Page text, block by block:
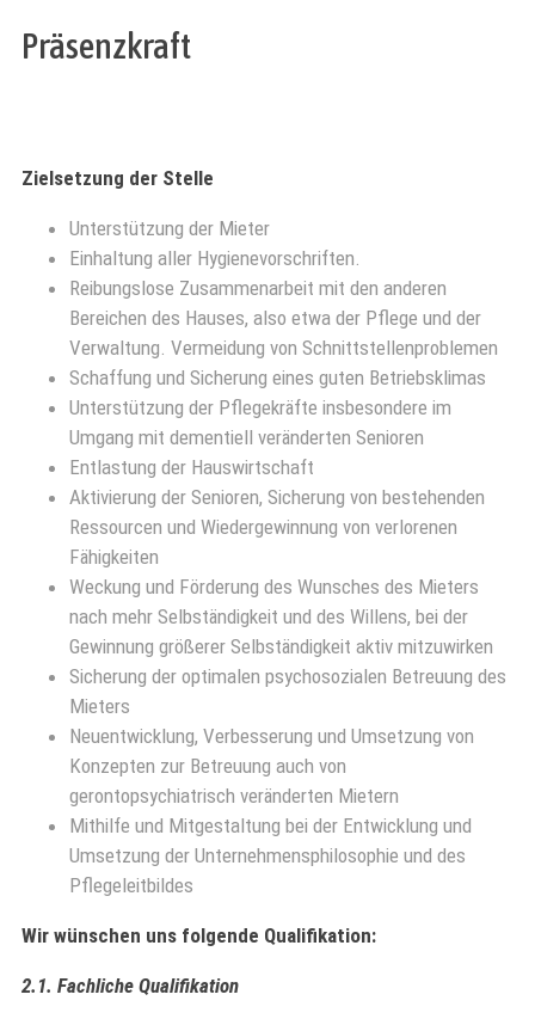
Präsenzkraft
Zielsetzung der Stelle
Unterstützung der Mieter
Einhaltung aller Hygienevorschriften.
Reibungslose Zusammenarbeit mit den anderen
Bereichen des Hauses, also etwa der Pflege und der
Verwaltung. Vermeidung von Schnittstellenproblemen
Schaffung und Sicherung eines guten Betriebsklimas
Unterstützung der Pflegekräfte insbesondere im
Umgang mit dementiell veränderten Senioren
Entlastung der Hauswirtschaft
Aktivierung der Senioren, Sicherung von bestehenden
Ressourcen und Wiedergewinnung von verlorenen
Fähigkeiten
Weckung und Förderung des Wunsches des Mieters
nach mehr Selbständigkeit und des Willens, bei der
Gewinnung größerer Selbständigkeit aktiv mitzuwirken
Sicherung der optimalen psychosozialen Betreuung des
Mieters
Neuentwicklung, Verbesserung und Umsetzung von
Konzepten zur Betreuung auch von
gerontopsychiatrisch veränderten Mietern
Mithilfe und Mitgestaltung bei der Entwicklung und
Umsetzung der Unternehmensphilosophie und des
Pflegeleitbildes
Wir wünschen uns folgende Qualifikation:
2.1. Fachliche Qualifikation